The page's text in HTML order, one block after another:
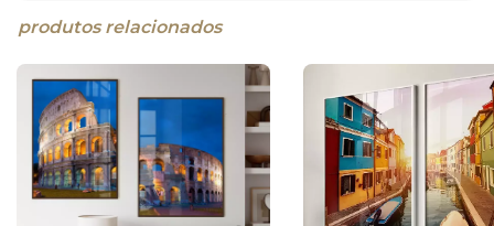
produtos relacionados